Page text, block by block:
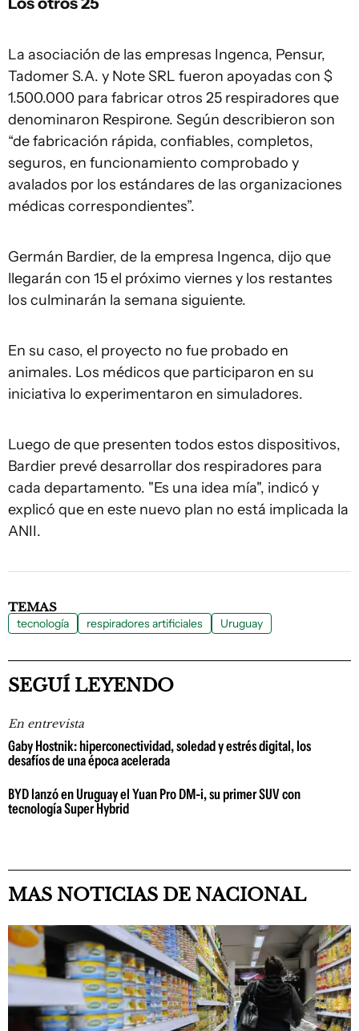
La asociación de las empresas Ingenca, Pensur,
Tadomer S.A. y Note SRL fueron apoyadas con $
1.500.000 para fabricar otros 25 respiradores que
denominaron Respirone. Según describieron son
“de fabricación rápida, confiables, completos,
seguros, en funcionamiento comprobado y
avalados por los estándares de las organizaciones
médicas correspondientes”.
Germán Bardier, de la empresa Ingenca, dijo que
llegarán con 15 el próximo viernes y los restantes
los culminarán la semana siguiente.
En su caso, el proyecto no fue probado en
animales. Los médicos que participaron en su
iniciativa lo experimentaron en simuladores.
Luego de que presenten todos estos dispositivos,
Bardier prevé desarrollar dos respiradores para
cada departamento. "Es una idea mía", indicó y
explicó que en este nuevo plan no está implicada la
ANII.
TEMAS
tecnología respiradores artificiales Uruguay
SEGUÍ LEYENDO
En entrevista
Gaby Hostnik: hiperconectividad, soledad y estrés digital, los
desafíos de una época acelerada
BYD lanzó en Uruguay el Yuan Pro DM-i, su primer SUV con
tecnología Super Hybrid
MAS NOTICIAS DE NACIONAL